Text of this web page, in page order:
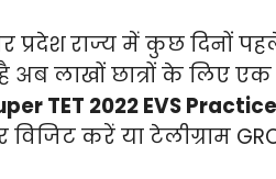
प्रदेश राज्य में कुछ दिनों
लाखों छात्रों के लिए
TET 2022 EVS
करें या टेलीग्राम